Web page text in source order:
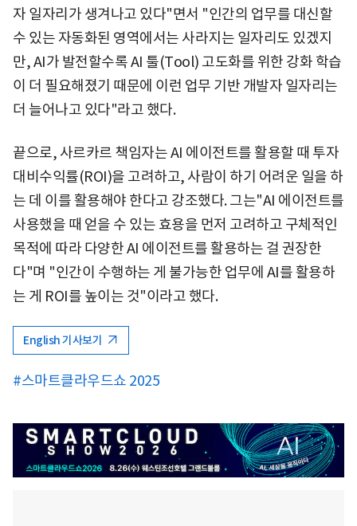
자 일자리가 생겨나고 있다"면서 "인간의 업무를 대신할
수 있는 자동화된 영역에서는 사라지는 일자리도 있겠지
만, AI가 발전할수록 AI 툴(Tool) 고도화를 위한 강화 학습
이 더 필요해졌기 때문에 이런 업무 기반 개발자 일자리는
더 늘어나고 있다"라고 했다.
끝으로, 사르카르 책임자는 AI 에이전트를 활용할 때 투자
대비수익률(ROI)을 고려하고, 사람이 하기 어려운 일을 하
는 데 이를 활용해야 한다고 강조했다. 그는"AI 에이전트를
사용했을 때 얻을 수 있는 효용을 먼저 고려하고 구체적인
목적에 따라 다양한 AI 에이전트를 활용하는 걸 권장한
다"며 "인간이 수행하는 게 불가능한 업무에 AI를 활용하
는 게 ROI를 높이는 것"이라고 했다.
English 기사보기
#스마트클라우드쇼 2025